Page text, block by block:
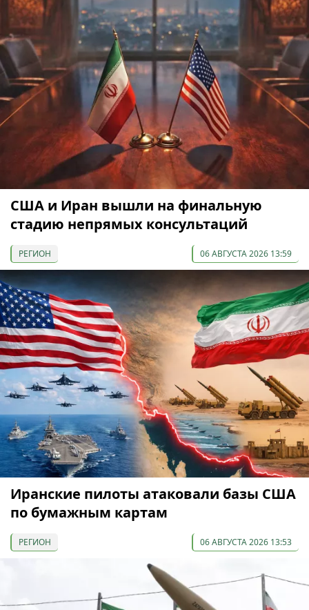
США и Иран вышли на финальную
стадию непрямых консультаций
РЕГИОН 06 АВГУСТА 2026 13:59
Иранские пилоты атаковали базы США
по бумажным картам
РЕГИОН 06 АВГУСТА 2026 13:53